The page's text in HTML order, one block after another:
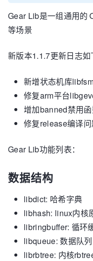
Gear Lib是一组通用的
等场景
新版本1.1.7更新日志如
新增状态机库
修复arm平台
增加banned禁用
修复release编译
Gear Lib功能列表：
数据结构
libdict: 哈希字典
libhash: linux内核
libringbuffer: 循环
libqueue: 数据队列
librbtree: 内核